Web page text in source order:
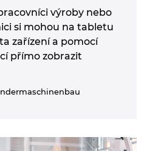
výroby nebo
si mohou na tabletu
zařízení a pomocí
přímo zobrazit